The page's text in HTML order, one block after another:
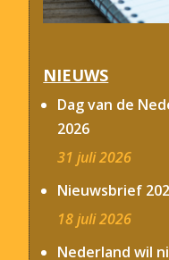
NIEUWS
Dag van de
2026
31 juli 2026
Nieuwsbrief
18 juli 2026
Nederland wil